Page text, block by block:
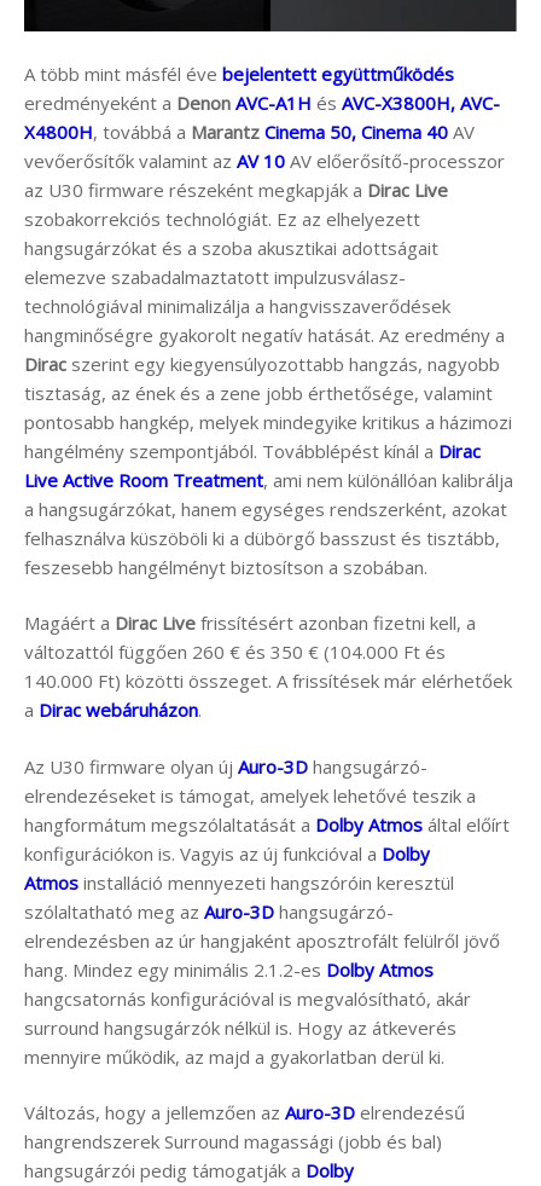
A több mint másfél éve bejelentett együttműködés
eredményeként a Denon AVC-A1H és AVC-X3800H, AVC-
X4800H, továbbá a Marantz Cinema 50, Cinema 40 AV
vevőerősítők valamint az AV 10 AV előerősítő-processzor
az U30 firmware részeként megkapják a Dirac Live
szobakorrekciós technológiát. Ez az elhelyezett
hangsugárzókat és a szoba akusztikai adottságait
elemezve szabadalmaztatott impulzusválasz-
technológiával minimalizálja a hangvisszaverődések
hangminőségre gyakorolt negatív hatását. Az eredmény a
Dirac szerint egy kiegyensúlyozottabb hangzás, nagyobb
tisztaság, az ének és a zene jobb érthetősége, valamint
pontosabb hangkép, melyek mindegyike kritikus a házimozi
hangélmény szempontjából. Továbblépést kínál a Dirac
Live Active Room Treatment, ami nem különállóan kalibrálja
a hangsugárzókat, hanem egységes rendszerként, azokat
felhasználva küszöböli ki a dübörgő basszust és tisztább,
feszesebb hangélményt biztosítson a szobában.
Magáért a Dirac Live frissítésért azonban fizetni kell, a
változattól függően 260 € és 350 € (104.000 Ft és
140.000 Ft) közötti összeget. A frissítések már elérhetőek
a Dirac webáruházon.
Az U30 firmware olyan új Auro-3D hangsugárzó-
elrendezéseket is támogat, amelyek lehetővé teszik a
hangformátum megszólaltatását a Dolby Atmos által előírt
konfigurációkon is. Vagyis az új funkcióval a Dolby
Atmos installáció mennyezeti hangszóróin keresztül
szólaltatható meg az Auro-3D hangsugárzó-
elrendezésben az úr hangjaként aposztrofált felülről jövő
hang. Mindez egy minimális 2.1.2-es Dolby Atmos
hangcsatornás konfigurációval is megvalósítható, akár
surround hangsugárzók nélkül is. Hogy az átkeverés
mennyire működik, az majd a gyakorlatban derül ki.
Változás, hogy a jellemzően az Auro-3D elrendezésű
hangrendszerek Surround magassági (jobb és bal)
hangsugárzói pedig támogatják a Dolby